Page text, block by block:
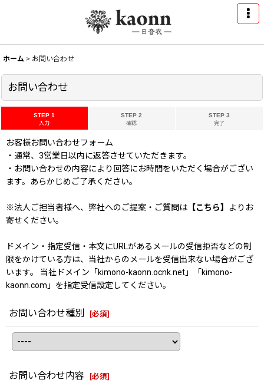
ホーム > お問い合わせ
お問い合わせ
STEP 1
入力
STEP 2
確認
STEP 3
完了
お客様お問い合わせフォーム
・通常、3営業日以内に返答させていただきます。
・お問い合わせの内容により回答にお時間をいただく場合がござい
ます。あらかじめご了承ください。
※法人ご担当者様へ、弊社へのご提案・ご質問は 【こちら】
よりお
寄せください。
ドメイン・指定受信・本文にURLがあるメールの受信拒否などの制
限をかけている方は、当社からのメールを受信出来ない場合がござ
います。 当社ドメイン「kimono-kaonn.ocnk.net」「kimono-
kaonn.com」を指定受信設定してください。
お問い合わせ種別 [必須]
お問い合わせ内容 [必須]